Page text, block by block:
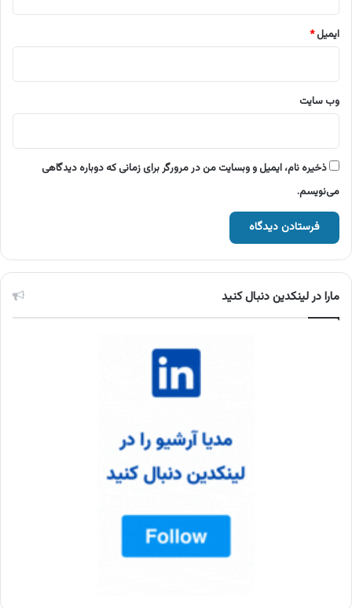
ایمیل*
وب‌ سایت
ذخیره نام، ایمیل و وبسایت من در مرورگر برای زمانی که دوباره دیدگاهی
می‌نویسم.
مارا در لینکدین دنبال کنید